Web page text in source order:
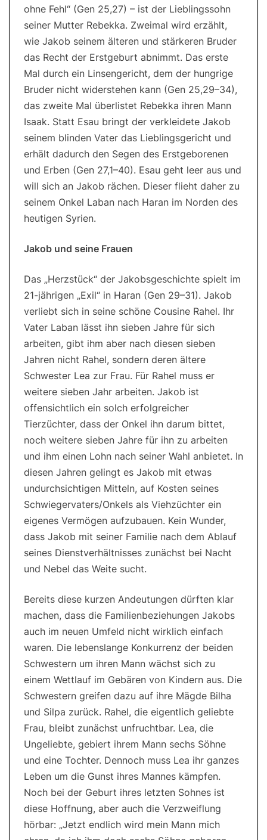
ohne Fehl“ (Gen 25,27) – ist der Lieblingssohn
seiner Mutter Rebekka. Zweimal wird erzählt,
wie Jakob seinem älteren und stärkeren Bruder
das Recht der Erstgeburt abnimmt. Das erste
Mal durch ein Linsengericht, dem der hungrige
Bruder nicht widerstehen kann (Gen 25,29–34),
das zweite Mal überlistet Rebekka ihren Mann
Isaak. Statt Esau bringt der verkleidete Jakob
seinem blinden Vater das Lieblingsgericht und
erhält dadurch den Segen des Erstgeborenen
und Erben (Gen 27,1–40). Esau geht leer aus und
will sich an Jakob rächen. Dieser flieht daher zu
seinem Onkel Laban nach Haran im Norden des
heutigen Syrien.
Jakob und seine Frauen
Das „Herzstück“ der Jakobsgeschichte spielt im
21-jährigen „Exil“ in Haran (Gen 29–31). Jakob
verliebt sich in seine schöne Cousine Rahel. Ihr
Vater Laban lässt ihn sieben Jahre für sich
arbeiten, gibt ihm aber nach diesen sieben
Jahren nicht Rahel, sondern deren ältere
Schwester Lea zur Frau. Für Rahel muss er
weitere sieben Jahr arbeiten. Jakob ist
offensichtlich ein solch erfolgreicher
Tierzüchter, dass der Onkel ihn darum bittet,
noch weitere sieben Jahre für ihn zu arbeiten
und ihm einen Lohn nach seiner Wahl anbietet. In
diesen Jahren gelingt es Jakob mit etwas
undurchsichtigen Mitteln, auf Kosten seines
Schwiegervaters/Onkels als Viehzüchter ein
eigenes Vermögen aufzubauen. Kein Wunder,
dass Jakob mit seiner Familie nach dem Ablauf
seines Dienstverhältnisses zunächst bei Nacht
und Nebel das Weite sucht.
Bereits diese kurzen Andeutungen dürften klar
machen, dass die Familienbeziehungen Jakobs
auch im neuen Umfeld nicht wirklich einfach
waren. Die lebenslange Konkurrenz der beiden
Schwestern um ihren Mann wächst sich zu
einem Wettlauf im Gebären von Kindern aus. Die
Schwestern greifen dazu auf ihre Mägde Bilha
und Silpa zurück. Rahel, die eigentlich geliebte
Frau, bleibt zunächst unfruchtbar. Lea, die
Ungeliebte, gebiert ihrem Mann sechs Söhne
und eine Tochter. Dennoch muss Lea ihr ganzes
Leben um die Gunst ihres Mannes kämpfen.
Noch bei der Geburt ihres letzten Sohnes ist
diese Hoffnung, aber auch die Verzweiflung
hörbar: „Jetzt endlich wird mein Mann mich